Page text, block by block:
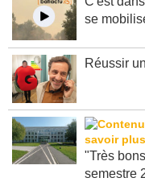
C'est
"Très